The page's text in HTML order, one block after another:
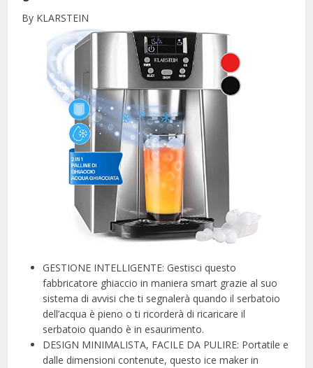
By KLARSTEIN
GESTIONE INTELLIGENTE: Gestisci questo
fabbricatore ghiaccio in maniera smart grazie al suo
sistema di avvisi che ti segnalerà quando il serbatoio
dell’acqua è pieno o ti ricorderà di ricaricare il
serbatoio quando è in esaurimento.
DESIGN MINIMALISTA, FACILE DA PULIRE: Portatile e
dalle dimensioni contenute, questo ice maker in